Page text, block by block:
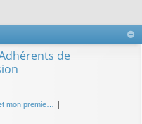
on ist
re
de
mon premie…